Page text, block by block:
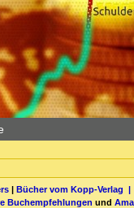
| Bücher vom Kopp-Verlag |
Buchempfehlungen und